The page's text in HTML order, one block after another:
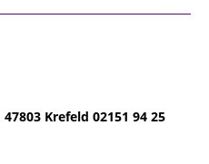
47803 Krefeld 02151 94 25